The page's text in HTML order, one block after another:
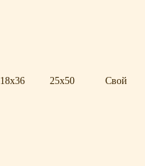
18x36 25x50 Свой